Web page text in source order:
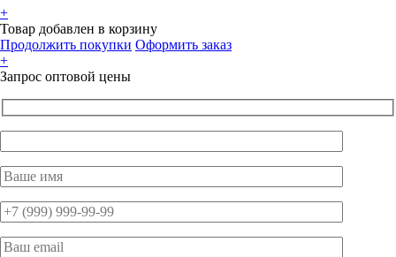
+
Товар добавлен в корзину
Продолжить покупки Оформить заказ
+
Запрос оптовой цены